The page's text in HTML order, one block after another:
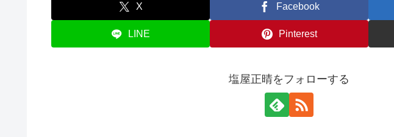
X Facebook
LINE Pinterest
塩屋正晴をフォローする